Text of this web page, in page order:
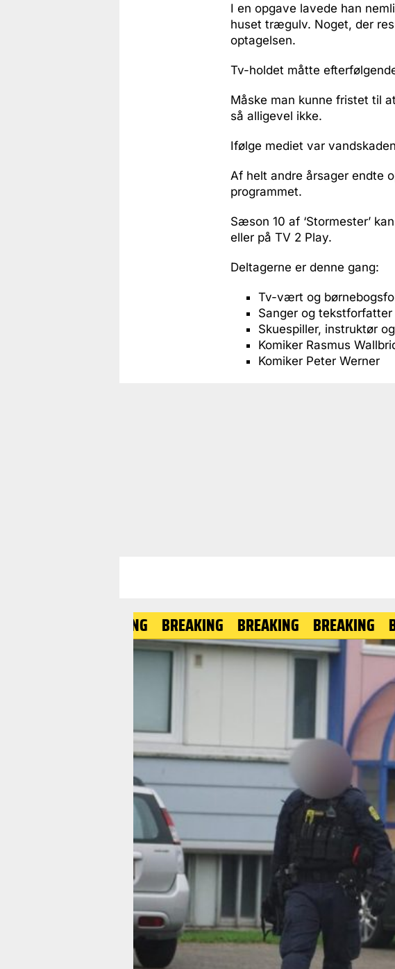
I en opgave lavede han
huset trægulv. Noget, der
optagelsen.
Tv-holdet måtte
Måske man kunne fristet til
så alligevel ikke.
Ifølge mediet var
Af helt andre årsager endte
programmet.
Sæson 10 af ‘Stormester’
eller på TV 2 Play.
Deltagerne er denne gang:
Tv-vært og
Sanger og tekstforfatter
Skuespiller, instruktør
Komiker Rasmus
Komiker Peter Werner
BREAKING BREAKING BREAKING